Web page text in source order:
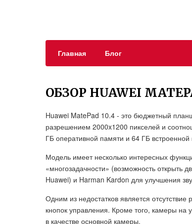
Главная Блог
ОБЗОР HUAWEI
Huawei MatePad 10.4 - это бюджетный
разрешением 2000x1200 пикселей и
ГБ оперативной памяти и 64 ГБ
Модель имеет несколько интересных
«многозадачности» (возможность открыть
Huawei) и Harman Kardon для улучшения
Одним из недостатков является
кнопок управления. Кроме того, камеры на
в качестве основной камеры.